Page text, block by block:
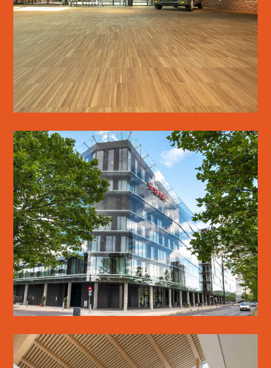
SE MERE
SCANDIC SPECTRUM
SE MERE